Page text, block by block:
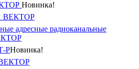
Новинка!
ВЕКТОР
адресные радиоканальные
РНовинка!